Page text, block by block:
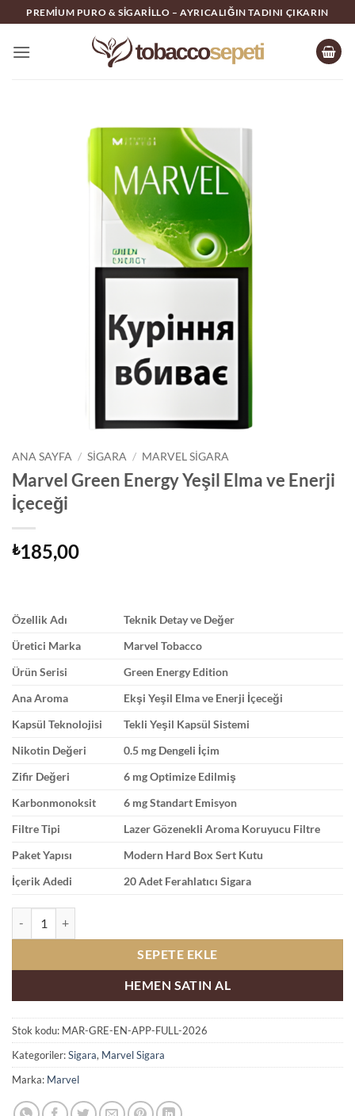
İçeriğe
atla
PREMIUM PURO & SIGARILLO – AYRICALIĞIN TADINI ÇIKARIN
ANA SAYFA / SIGARA / MARVEL SIGARA
Marvel Green Energy Yeşil Elma ve Enerji
İçeceği
₺185,00
Özellik Adı
Teknik Detay ve Değer
Üretici Marka
Marvel Tobacco
Ürün Serisi
Green Energy Edition
Ana Aroma
Ekşi Yeşil Elma ve Enerji İçeceği
Kapsül Teknolojisi
Tekli Yeşil Kapsül Sistemi
Nikotin Değeri
0.5 mg Dengeli İçim
Zifir Değeri
6 mg Optimize Edilmiş
Karbonmonoksit
6 mg Standart Emisyon
Filtre Tipi
Lazer Gözenekli Aroma Koruyucu Filtre
Paket Yapısı
Modern Hard Box Sert Kutu
İçerik Adedi
20 Adet Ferahlatıcı Sigara
SEPETE EKLE
HEMEN SATIN AL
Stok kodu: MAR-GRE-EN-APP-FULL-2026
Kategoriler:Sigara, Marvel Sigara
Marka: Marvel